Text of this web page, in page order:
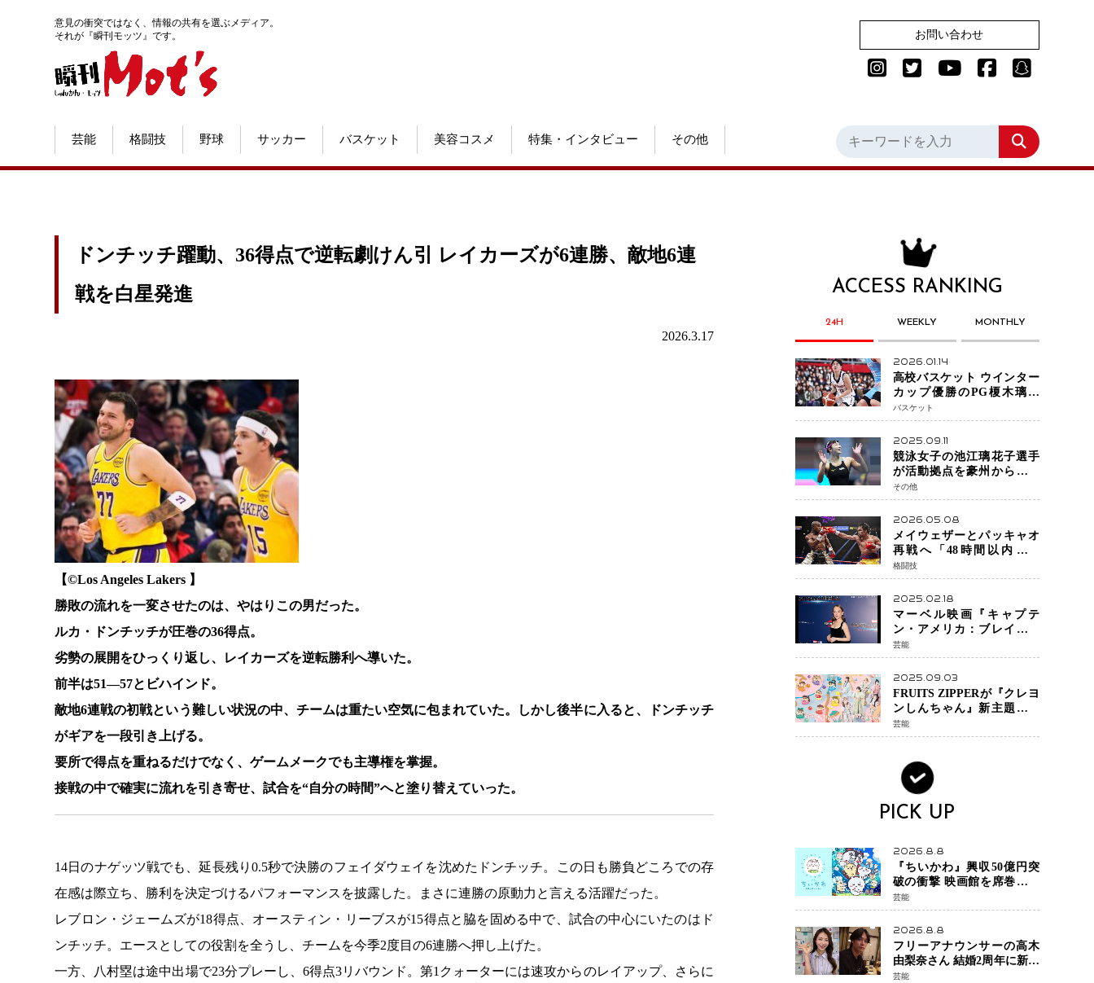
意見の衝突ではなく、情報の共有を選ぶメディア。
それが『瞬刊モッツ』です。
お問い合わせ
芸能 格闘技 野球 サッカー バスケット 美容コスメ 特集・インタビュー その他
ドンチッチ躍動、36得点で逆転劇けん引 レイカーズが6連勝、敵地6連
戦を白星発進
2026.3.17
【©️Los Angeles Lakers 】
勝敗の流れを一変させたのは、やはりこの男だった。
ルカ・ドンチッチが圧巻の36得点。
劣勢の展開をひっくり返し、レイカーズを逆転勝利へ導いた。
前半は51―57とビハインド。
敵地6連戦の初戦という難しい状況の中、チームは重たい空気に包まれていた。しかし後半に入ると、ドンチッチ
がギアを一段引き上げる。
要所で得点を重ねるだけでなく、ゲームメークでも主導権を掌握。
接戦の中で確実に流れを引き寄せ、試合を“自分の時間”へと塗り替えていった。
14日のナゲッツ戦でも、延長残り0.5秒で決勝のフェイダウェイを沈めたドンチッチ。この日も勝負どころでの存
在感は際立ち、勝利を決定づけるパフォーマンスを披露した。まさに連勝の原動力と言える活躍だった。
レブロン・ジェームズが18得点、オースティン・リーブスが15得点と脇を固める中で、試合の中心にいたのはド
ンチッチ。エースとしての役割を全うし、チームを今季2度目の6連勝へ押し上げた。
一方、八村塁は途中出場で23分プレーし、6得点3リバウンド。第1クォーターには速攻からのレイアップ、さらに
ACCESS RANKING
24H WEEKLY MONTHLY
2026.01.14
高校バスケット ウインター
カップ優勝のPG榎木璃旺
（えのき・りお）がプロの
現場へ―。
バスケット
2025.09.11
競泳女子の池江璃花子選手
が活動拠点を豪州から日本
へ！ 豪州での挑戦を糧に、
28年ロサンゼルス五輪へ再
始動
その他
2026.05.08
メイウェザーとパッキャオ
再戦へ「48時間以内に決
着」公式戦かエキシビショ
ンか混迷続く
格闘技
2025.02.18
マーベル映画『キャプテ
ン・アメリカ：ブレイブ・
ニュー・ワールド』 新ブラ
ック・ウィドウ役のシラ・
ハースとは！？
芸能
2025.09.03
FRUITS ZIPPERが『クレヨ
ンしんちゃん』新主題歌を
担当
芸能
PICK UP
2026.8.8
『ちいかわ』興収50億円突
破の衝撃 映画館を席巻する
「日本発コンテンツ」の強
さ スパイダーマン、モア
ナら世界級作品と並ぶ存在
感
芸能
2026.8.8
フリーアナウンサーの高木
由梨奈さん 結婚2周年に新た
な家族を迎える喜びを報
芸能